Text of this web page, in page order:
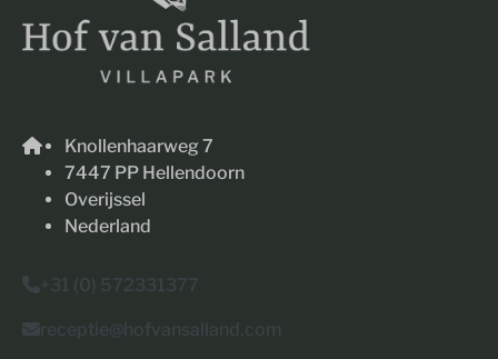
Knollenhaarweg 7
7447 PP Hellendoorn
Overijssel
Nederland
+31 (0) 572331377
receptie@hofvansalland.com